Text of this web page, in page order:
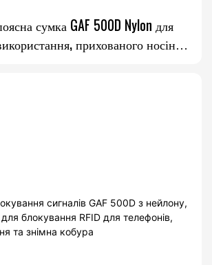
сумка GAF 500D Nylon для
прихованого носіння,